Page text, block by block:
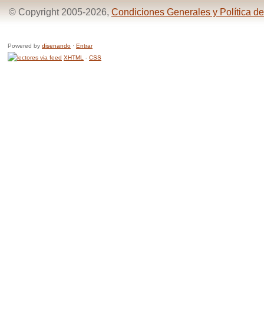
© Copyright 2005-2026, Condiciones Generales y Política
Powered by disenando · Entrar
XHTML - CSS